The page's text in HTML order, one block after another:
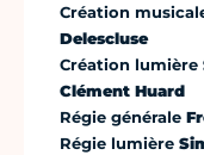
Création
Delescluse
Création lumière
Clément Huard
Régie générale
Régie lumière